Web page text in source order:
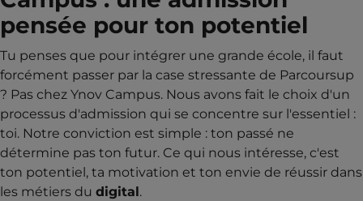
pensée pour ton potentiel
Tu penses que pour intégrer une grande école, il faut
forcément passer par la case stressante de Parcoursup
? Pas chez Ynov Campus. Nous avons fait le choix d'un
processus d'admission qui se concentre sur l'essentiel :
toi. Notre conviction est simple : ton passé ne
détermine pas ton futur. Ce qui nous intéresse, c'est
ton potentiel, ta motivation et ton envie de réussir dans
les métiers du digital .